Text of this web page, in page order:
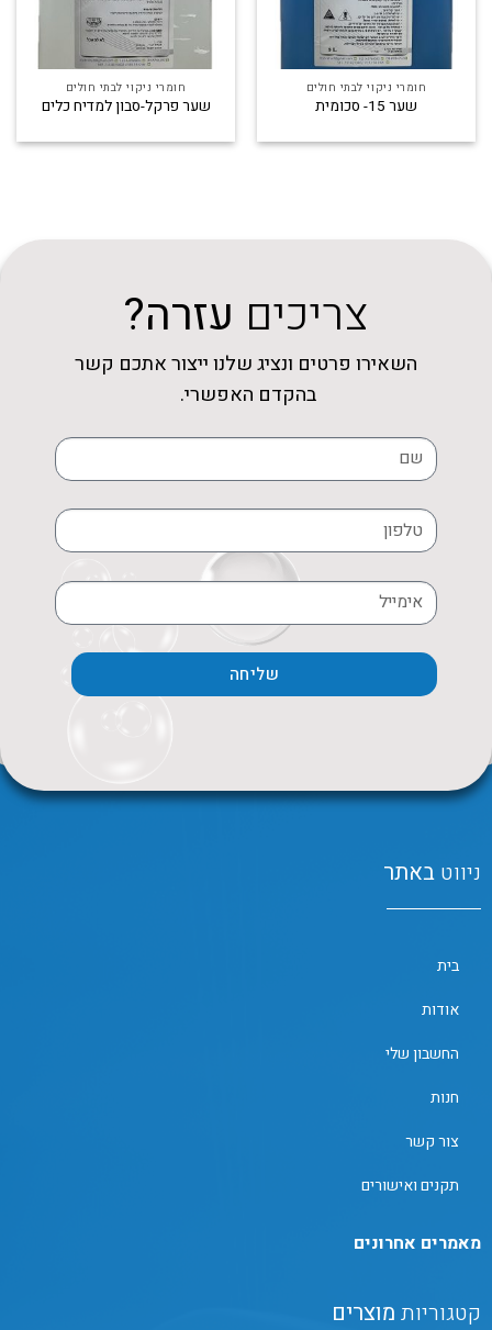
חומרי ניקוי לבתי חולים
שער 15- סכומית
חומרי ניקוי לבתי חולים
שער פרקל-סבון למדיח כלים
צריכים עזרה?
השאירו פרטים ונציג שלנו ייצור אתכם קשר
בהקדם האפשרי.
שליחה
ניווט באתר
בית
אודות
החשבון שלי
חנות
צור קשר
תקנים ואישורים
מאמרים אחרונים
קטגוריות מוצרים